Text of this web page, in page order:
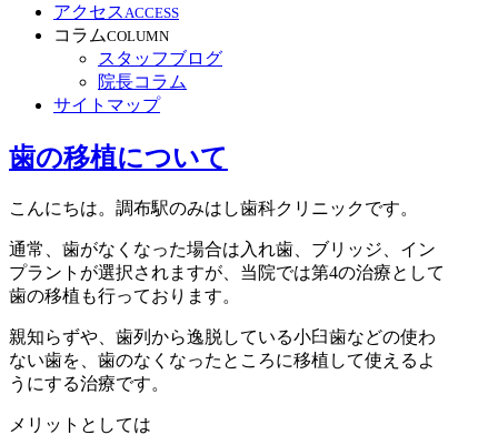
アクセス ACCESS
コラムCOLUMN
スタッフブログ
院長コラム
サイトマップ
歯の移植について
こんにちは。調布駅のみはし歯科クリニックです。
通常、歯がなくなった場合は入れ歯、ブリッジ、イン
プラントが選択されますが、当院では第4の治療として
歯の移植も行っております。
親知らずや、歯列から逸脱している小臼歯などの使わ
ない歯を、歯のなくなったところに移植して使えるよ
うにする治療です。
メリットとしては